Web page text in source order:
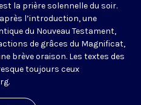
la prière solennelle du soir.
l’introduction, une
du Nouveau Testament,
de grâces du Magnificat,
brève oraison. Les textes des
toujours ceux
.